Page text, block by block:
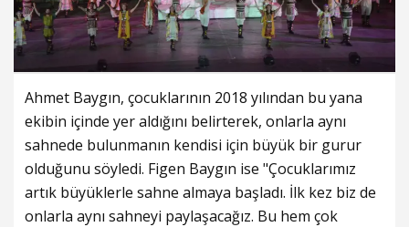
Ahmet Baygın, çocuklarının 2018 yılından bu yana
ekibin içinde yer aldığını belirterek, onlarla aynı
sahnede bulunmanın kendisi için büyük bir gurur
olduğunu söyledi. Figen Baygın ise "Çocuklarımız
artık büyüklerle sahne almaya başladı. İlk kez biz de
onlarla aynı sahneyi paylaşacağız. Bu hem çok